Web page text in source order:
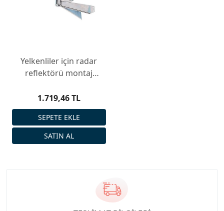
Yelkenliler için radar
reflektörü montaj
1.719,46 TL